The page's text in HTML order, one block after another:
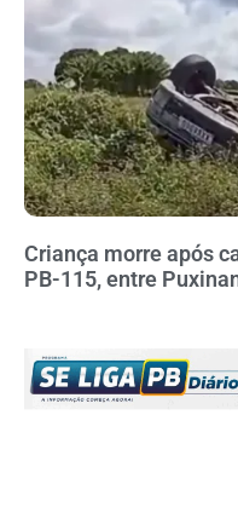
Criança morre após
PB-115, entre